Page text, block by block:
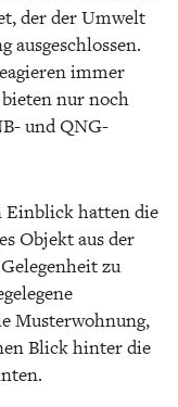
der der Umwelt
ausgeschlossen.
immer
nur noch
und QNG-
Einblick hatten die
Objekt aus der
zu
Musterwohnung,
Blick hinter die